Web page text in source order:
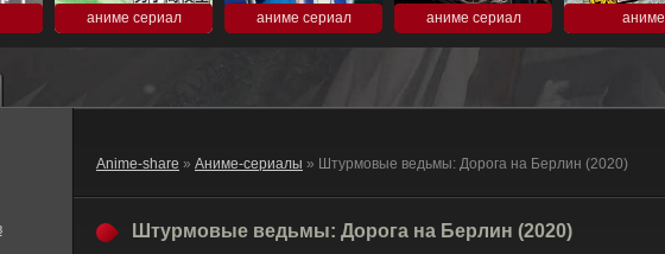
аниме сериал аниме сериал аниме сериал аниме
Anime-share » Аниме-сериалы » Штурмовые ведьмы: Дорога на Берлин (2020)
Штурмовые ведьмы: Дорога на Берлин (2020)